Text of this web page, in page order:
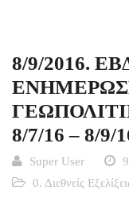
8/9/2016.
8/7/16 – 8/9/
Super User
0. Διεθνείς